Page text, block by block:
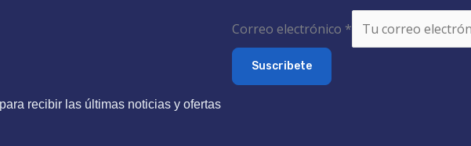
recibir las últimas noticias y ofertas
Correo electrónico *
Suscribete